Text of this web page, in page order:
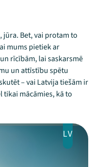
jūra. Bet, vai protam to
mums pietiek ar
rīcībām, lai saskarsmē
un attīstību spētu
– vai Latvija tiešām ir
tikai mācāmies, kā to
LV